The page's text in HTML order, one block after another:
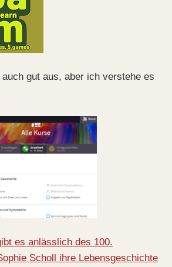
gut aus, aber ich verstehe es
es anlässlich des 100.
Scholl ihre Lebensgeschichte